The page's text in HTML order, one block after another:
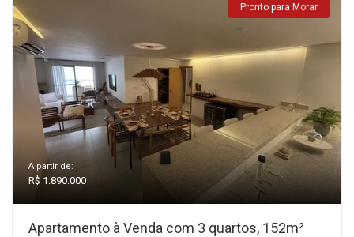
Pronto para Morar
A partir de:
R$ 1.890.000
Apartamento à Venda com 3 quartos, 152m²